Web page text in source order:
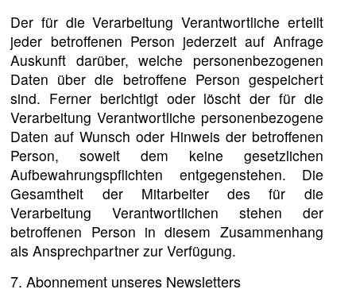
Der für die Verarbeitung Verantwortliche erteilt
jeder betroffenen Person jederzeit auf Anfrage
Auskunft darüber, welche personenbezogenen
Daten über die betroffene Person gespeichert
sind. Ferner berichtigt oder löscht der für die
Verarbeitung Verantwortliche personenbezogene
Daten auf Wunsch oder Hinweis der betroffenen
Person, soweit dem keine gesetzlichen
Aufbewahrungspflichten entgegenstehen. Die
Gesamtheit der Mitarbeiter des für die
Verarbeitung Verantwortlichen stehen der
betroffenen Person in diesem Zusammenhang
als Ansprechpartner zur Verfügung.
7. Abonnement unseres Newsletters